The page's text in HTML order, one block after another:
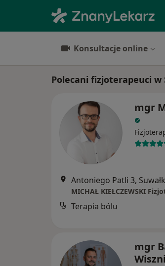
Konsultacje online
Polecani fizjoterapeuci w
mgr
Antoniego Patli 3,
MICHAŁ KIEŁCZEWSKI
Terapia bólu
mgr